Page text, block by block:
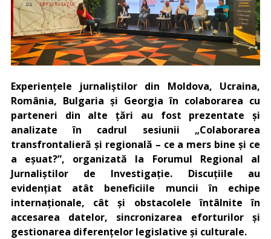
Experiențele jurnaliștilor din Moldova, Ucraina,
România, Bulgaria și Georgia în colaborarea cu
parteneri din alte țări au fost prezentate și
analizate în cadrul sesiunii „Colaborarea
transfrontalieră și regională – ce a mers bine și ce
a eșuat?”, organizată la Forumul Regional al
Jurnaliștilor de Investigație. Discuțiile au
evidențiat atât beneficiile muncii în echipe
internaționale, cât și obstacolele întâlnite în
accesarea datelor, sincronizarea eforturilor și
gestionarea diferențelor legislative și culturale.